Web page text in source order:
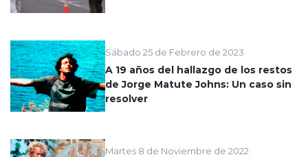
Sábado 25 de Febrero de 2023
A 19 años del hallazgo de los restos
de Jorge Matute Johns: Un caso sin
resolver
Martes 8 de Noviembre de 2022